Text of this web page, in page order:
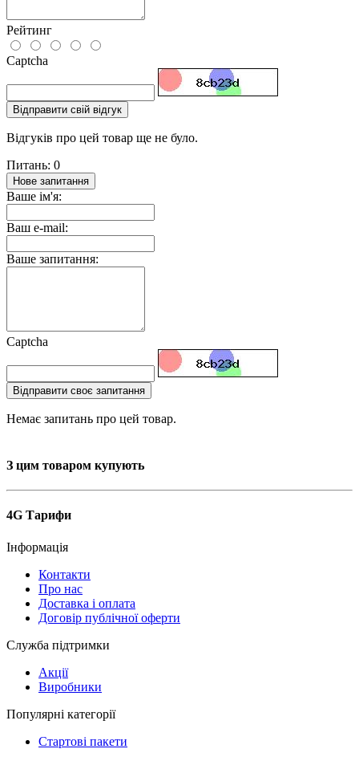
Рейтинг
Captcha
Відправити свій відгук
Відгуків про цей товар ще не було.
Питань: 0
Нове запитання
Ваше ім'я:
Ваш e-mail:
Ваше запитання:
Captcha
Відправити своє запитання
Немає запитань про цей товар.
З цим товаром купують
4G Тарифи
Інформація
Контакти
Про нас
Доставка і оплата
Договір публічної оферти
Служба підтримки
Акції
Виробники
Популярні категорії
Стартові пакети